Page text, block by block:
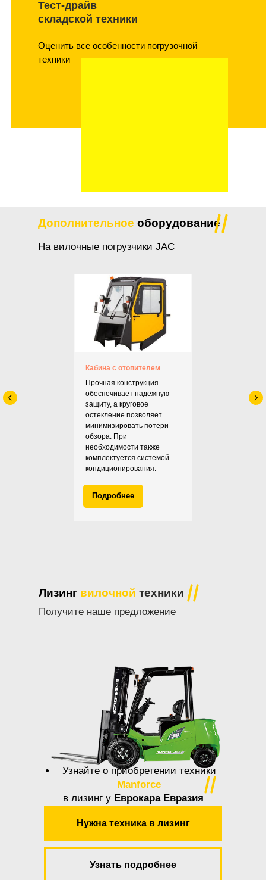
Тест-драйв
складской техники
Оценить все особенности погрузочной
техники
Дополнительное оборудование
На вилочные погрузчики JAC
Кабина с отопителем
Прочная конструкция
обеспечивает надежную
защиту, а круговое
остекление позволяет
минимизировать потери
обзора. При
необходимости также
комплектуется системой
кондиционирования.
Подробнее
Лизинг вилочной техники
Получите наше предложение
Нужна техника в лизинг
Узнать подробнее
Узнайте о приобретении техники
Manforce
в лизинг у Еврокара Евразия